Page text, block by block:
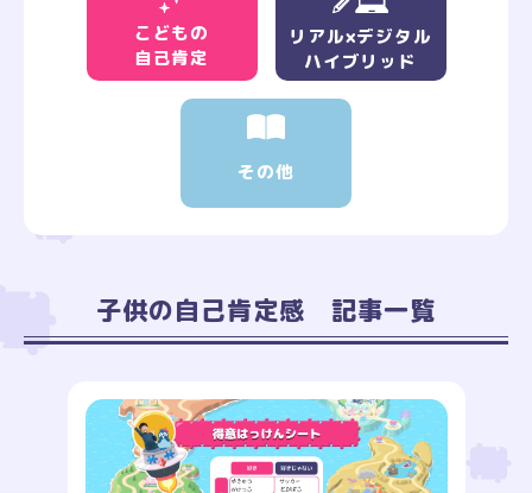
こどもの
自己肯定
リアル×デジタル
ハイブリッド
その他
子供の自己肯定感 記事一覧